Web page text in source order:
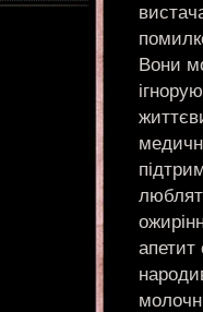
Вони
апетит